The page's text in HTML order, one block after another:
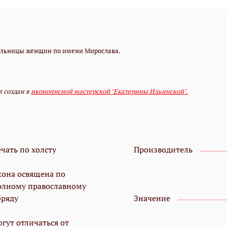
женщин по имени Мирослава.
создан виконописной мастерской "Екатерины Ильинской".
по холсту Производитель
освящена по
православному
Значение
отличаться от